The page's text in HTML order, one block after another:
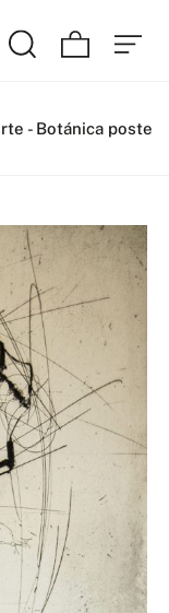
- Botánica poste